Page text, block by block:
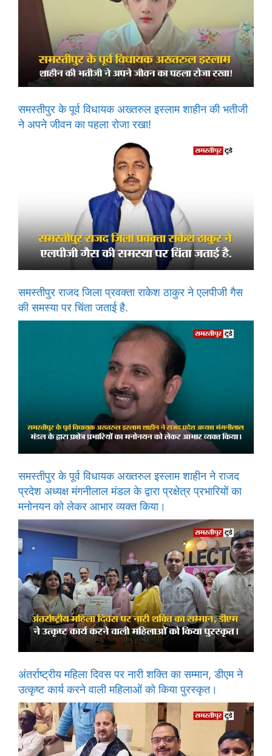
समस्तीपुर के पूर्व विधायक अख्तरुल इस्लाम शाहीन की भतीजी
ने अपने जीवन का पहला रोजा रखा!
समस्तीपुर राजद जिला प्रवक्ता राकेश ठाकुर ने एलपीजी गैस
की समस्या पर चिंता जताई है.
समस्तीपुर के पूर्व विधायक अख्तरुल इस्लाम शाहीन ने राजद
प्रदेश अध्यक्ष मंगनीलाल मंडल के द्वारा प्रक्षेत्र प्रभारियों का
मनोनयन को लेकर आभार व्यक्त किया।
अंतर्राष्ट्रीय महिला दिवस पर नारी शक्ति का सम्मान, डीएम ने
उत्कृष्ट कार्य करने वाली महिलाओं को किया पुरस्कृत।